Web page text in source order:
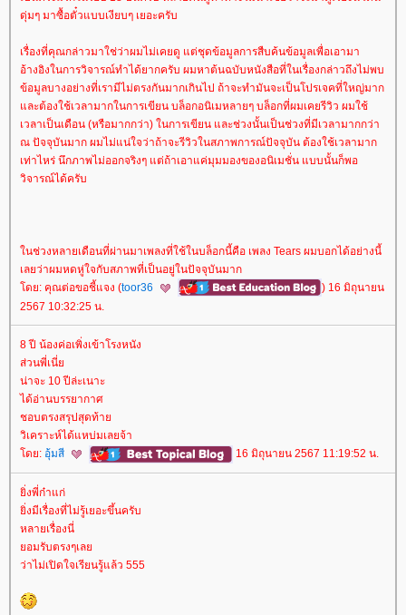
ดุ่มๆ มาซื้อตั๋วแบบเงียบๆ เยอะครับ
เรื่องที่คุณกล่าวมาใช่ว่าผมไม่เคยดู แต่ชุดข้อมูลการสืบค้นข้อมูลเพื่อเอามา
อ้างอิงในการวิจารณ์ทำได้ยากครับ ผมหาต้นฉบับหนังสือที่ในเรื่องกล่าวถึงไม่พบ
ข้อมูลบางอย่างที่เรามีไม่ตรงกันมากเกินไป ถ้าจะทำมันจะเป็นโปรเจคที่ใหญ่มาก
ละต้องใช้เวลามากในการเขียน บล็อกอนิเมหลายๆ บล็อกที่ผมเคยรีวิว ผมใช้
เวลาเป็นเดือน (หรือมากกว่า) ในการเขียน และช่วงนั้นเป็นช่วงที่มีเวลามากกว่า
ณ ปัจจุบันมาก ผมไม่แน่ใจว่าถ้าจะรีวิวในสภาพการณ์ปัจจุบัน ต้องใช้เวลามาก
เท่าไหร่ นึกภาพไม่ออกจริงๆ แต่ถ้าเอาแค่มุมมองของอนิเมชั่น แบบนั้นก็พอ
วิจารณ์ได้ครับ
นช่วงหลายเดือนที่ผ่านมาเพลงที่ใช้ในบล็อกนี้คือ เพลง Tears ผมบอกได้อย่างนี้
เลยว่าผมหดหู่ใจกับสภาพที่เป็นอยู่ในปัจจุบันมาก
ดย: คุณต่อขอชี้แจง (toor36
) 16 มิถุนายน
2567 10:32:25 น.
8 ปี น้องค่อเพิ่งเข้าโรงหนัง
ส่วนพี่เนี่
น่าจะ 10 ปีล่ะเนาะ
ได้อ่านบรรยากาศ
ชอบตรงสรุปสุดท้า
วิเคราะห์ได้แหบ่มเลยจ้า
ดย: อุ้มสี 16 มิถุนายน 2567 11:19:52 น.
ิ่งพี่ก๋าแก่
ิ่งมีเรื่องที่ไม่รู้เยอะขึ้นครับ
หลายเรื่องนี่
อมรับตรงๆเล
ว่าไม่เปิดใจเรียนรู้แล้ว 555